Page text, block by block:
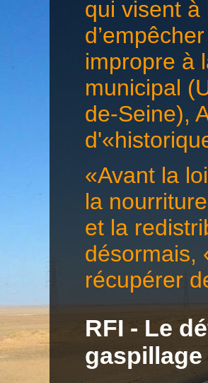
qui visent
impropre à
municipal
de-Seine),
«Avant la
la
et la
désormais,
récupérer
RFI - Le